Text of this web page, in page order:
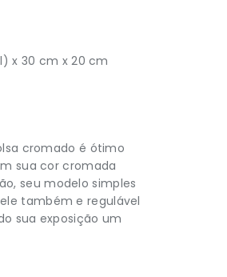
x 30 cm x 20 cm
cromado é ótimo
sua cor cromada
seu modelo simples
também e regulável
sua exposição um